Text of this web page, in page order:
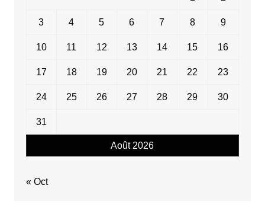
Août 2026
3 4 5 6 7 8 9
10 11 12 13 14 15 16
17 18 19 20 21 22 23
24 25 26 27 28 29 30
31
« Oct